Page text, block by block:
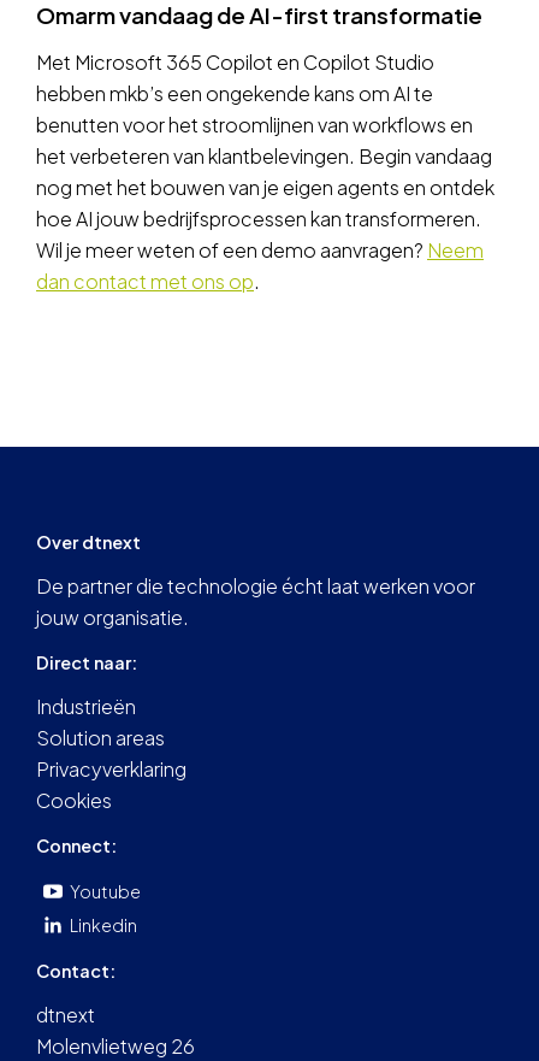
Omarm vandaag de AI-first transformatie
Met Microsoft 365 Copilot en Copilot Studio
hebben mkb’s een ongekende kans om AI te
benutten voor het stroomlijnen van workflows en
het verbeteren van klantbelevingen. Begin vandaag
nog met het bouwen van je eigen agents en ontdek
hoe AI jouw bedrijfsprocessen kan transformeren.
Wil je meer weten of een demo aanvragen? Neem
dan contact met ons op.
Over dtnext
De partner die technologie écht laat werken voor
jouw organisatie.
Direct naar:
Industrieën
Solution areas
Privacyverklaring
Cookies
Connect:
Youtube
Linkedin
Contact:
dtnext
Molenvlietweg 26